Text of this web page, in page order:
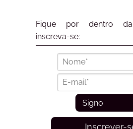
Fique por dentro
inscreva-se:
Inscrever-